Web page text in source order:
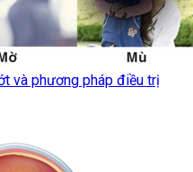
và phương pháp điều trị